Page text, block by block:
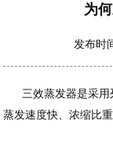
为
发布时
三效蒸发器是采用
蒸发速度快、浓缩比